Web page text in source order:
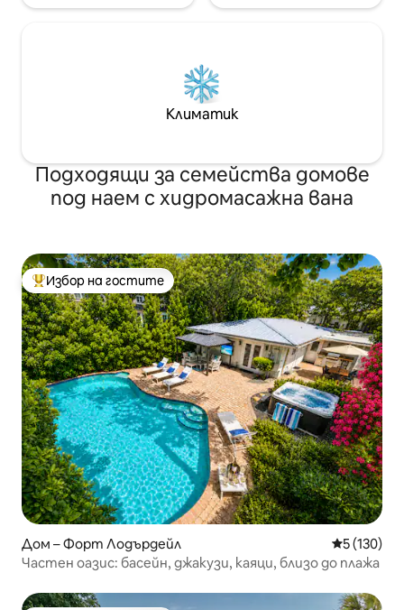
Климатик
Подходящи за семейства домове
под наем с хидромасажна вана
Най-популярен избор на гостите
Избор на гостите
Дом – Форт Лодърдейл Средна
5 (130)
Частен оазис: басейн, джакузи, каяци, близо до плажа